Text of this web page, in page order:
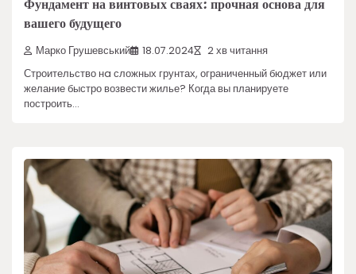
Фундамент на винтовых сваях: прочная основа для
вашего будущего
Марко Грушевський 18.07.2024 2 хв читання
Строительство нa сложных грунтах, ограниченный бюджет или
желание быстро возвести жилье? Когда вы планируете
построить…